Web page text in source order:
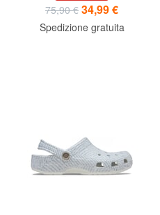
75,90 € 34,99 €
Spedizione gratuita